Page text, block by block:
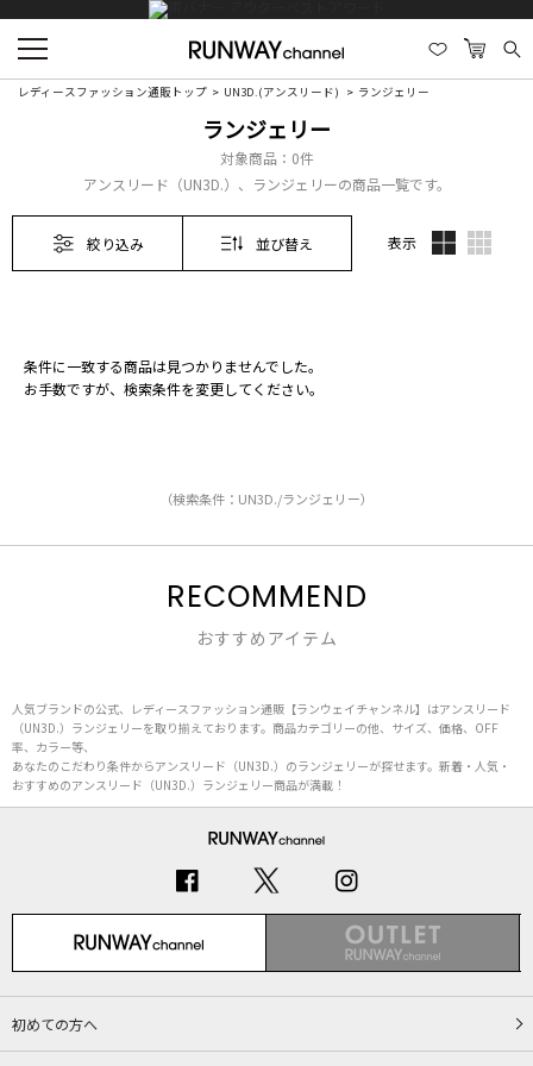
レディースファッション通販トップ UN3D.(アンスリード) ランジェリー
ランジェリー
対象商品： 0件
アンスリード（UN3D.）、ランジェリーの商品一覧です。
絞り込み 並び替え 表示
条件に一致する商品は見つかりませんでした。
お手数ですが、検索条件を変更してください。
（検索条件：UN3D./ランジェリー）
RECOMMEND
おすすめアイテム
人気ブランドの公式、レディースファッション通販【ランウェイチャンネル】はアンスリード
（UN3D.）ランジェリーを取り揃えております。商品カテゴリーの他、サイズ、価格、OFF
率、カラー等、
あなたのこだわり条件からアンスリード（UN3D.）のランジェリーが探せます。新着・人気・
おすすめのアンスリード（UN3D.）ランジェリー商品が満載！
初めての方へ